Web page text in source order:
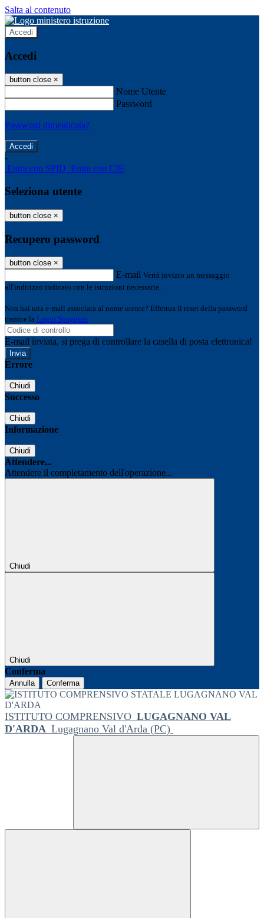
Salta al contenuto
Accedi
Accedi
button close ×
Nome Utente
Password
Password dimenticata?
-
Entra con SPID Entra con CIE
Seleziona utente
button close ×
Recupero password
button close ×
E-mail Verrà inviato un messaggio
all'indirizzo indicato con le istruzioni necessarie.
Non hai una e-mail associata al nome utente? Effettua il reset della password
tramite la Login Spaggiari
E-mail inviata, si prega di controllare la casella di posta elettronica!
Errore
Chiudi
Successo
Chiudi
Informazione
Chiudi
Attendere...
Attendere il completamento dell'operazione...
Chiudi
Chiudi
Conferma
Annulla Conferma
ISTITUTO COMPRENSIVO LUGAGNANO VAL
D'ARDA Lugagnano Val d'Arda (PC)